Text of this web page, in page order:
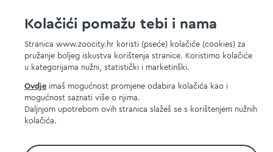
Kolačići pomažu tebi i nama
Stranica www.zoocity.hr koristi (pseće) kolačiće (cookies) za
pružanje boljeg iskustva korištenja stranice. Koristimo kolačiće
u kategorijama nužni, statistički i marketinški.
Ovdje imaš mogućnost promjene odabira kolačića kao i
mogućnost saznati više o njima.
Daljnjom upotrebom ovih stranica slažeš se s korištenjem nužnih
kolačića.
© 2026 ZOOCITY. Sva prava zadržana.